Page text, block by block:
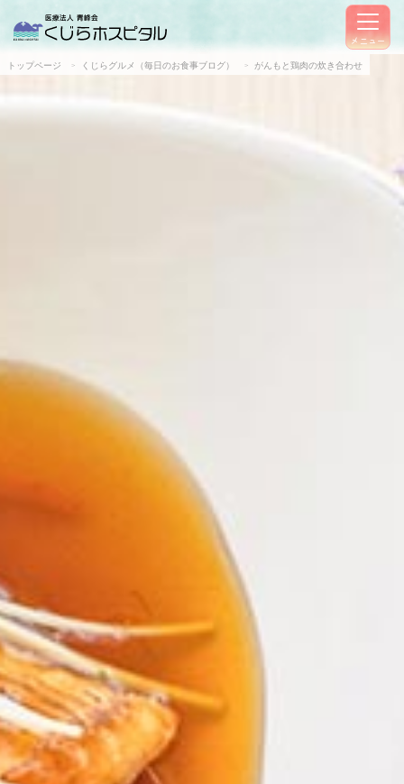
メニュー
トップページ くじらグルメ（毎日のお食事ブログ） がんもと鶏肉の炊き合わせ